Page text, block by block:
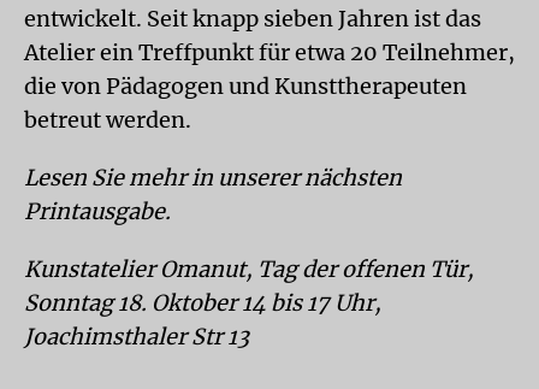
entwickelt. Seit knapp sieben Jahren ist das
Atelier ein Treffpunkt für etwa 20 Teilnehmer,
die von Pädagogen und Kunsttherapeuten
betreut werden.
Lesen Sie mehr in unserer nächsten
Printausgabe.
Kunstatelier Omanut, Tag der offenen Tür,
Sonntag 18. Oktober 14 bis 17 Uhr,
Joachimsthaler Str 13